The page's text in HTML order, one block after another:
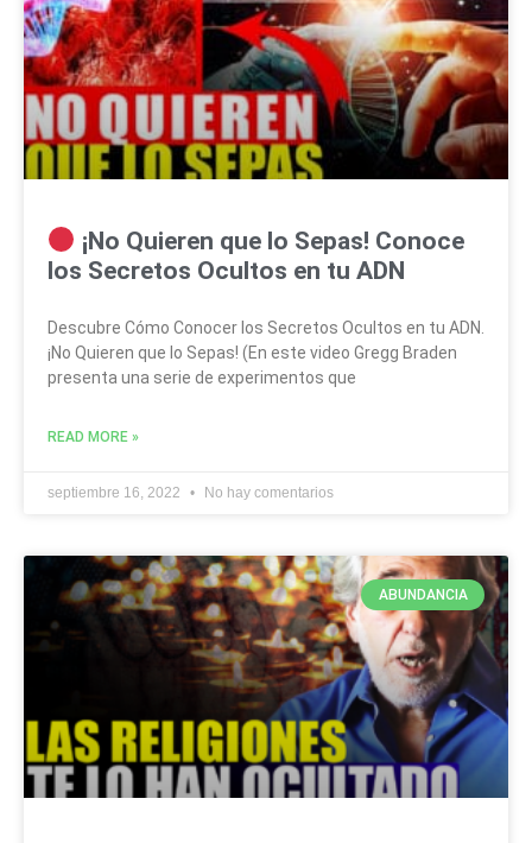
¡No Quieren que lo Sepas! Conoce
los Secretos Ocultos en tu ADN
Descubre Cómo Conocer los Secretos Ocultos en tu ADN.
¡No Quieren que lo Sepas! (En este video Gregg Braden
presenta una serie de experimentos que
READ MORE »
septiembre 16, 2022 No hay comentarios
ABUNDANCIA